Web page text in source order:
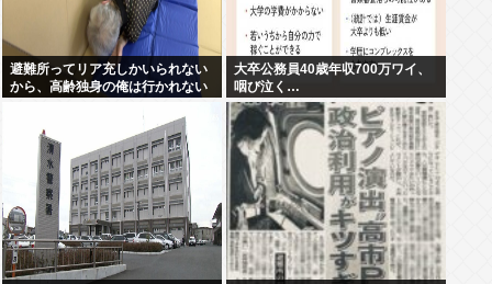
避難所ってリア充しかいられない
から、高齢独身の俺は行かれない
大卒公務員40歳年収700万ワイ、
咽び泣く…